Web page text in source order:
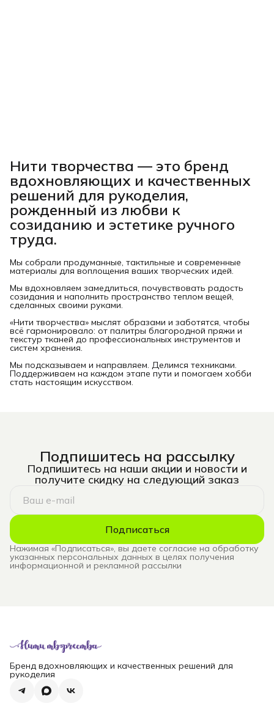
Нити творчества — это бренд
вдохновляющих и качественных
решений для рукоделия,
рожденный из любви к
созиданию и эстетике ручного
труда.
Мы собрали продуманные, тактильные и современные
материалы для воплощения ваших творческих идей.
Мы вдохновляем замедлиться, почувствовать радость
созидания и наполнить пространство теплом вещей,
сделанных своими руками.
«Нити творчества» мыслят образами и заботятся, чтобы
всё гармонировало: от палитры благородной пряжи и
текстур тканей до профессиональных инструментов и
систем хранения.
Мы подсказываем и направляем. Делимся техниками.
Поддерживаем на каждом этапе пути и помогаем хобби
стать настоящим искусством.
Подпишитесь на рассылку
Подпишитесь на наши акции и новости и
получите скидку на следующий заказ
Подписаться
Нажимая «Подписаться», вы даете согласие на обработку
указанных персональных данных в целях получения
информационной и рекламной рассылки
Бренд вдохновляющих и качественных решений для
рукоделия